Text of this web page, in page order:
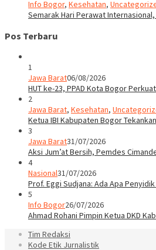
Info Bogor, Kesehatan,
Semarak Hari Perawat
Pos Terbaru
1
Jawa Barat06/08/2026
HUT ke-23, PPAD Kota Bogor
2
Jawa Barat, Kesehatan,
Ketua IBI Kabupaten Bogor
3
Jawa Barat31/07/2026
Aksi Jum’at Bersih, Pemdes
4
Nasional31/07/2026
Prof. Eggi Sudjana: Ada Apa
5
Info Bogor26/07/2026
Ahmad Rohani Pimpin Ketua DKD
Tim Redaksi
Kode Etik Jurnalistik